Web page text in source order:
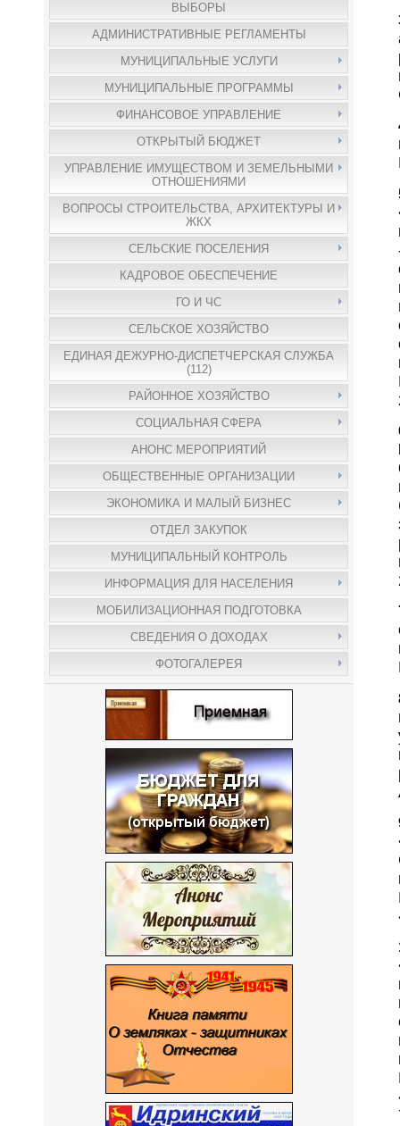
ВЫБОРЫ
АДМИНИСТРАТИВНЫЕ РЕГЛАМЕНТЫ
МУНИЦИПАЛЬНЫЕ УСЛУГИ
МУНИЦИПАЛЬНЫЕ ПРОГРАММЫ
ФИНАНСОВОЕ УПРАВЛЕНИЕ
ОТКРЫТЫЙ БЮДЖЕТ
УПРАВЛЕНИЕ ИМУЩЕСТВОМ И ЗЕМЕЛЬНЫМИ
ОТНОШЕНИЯМИ
ВОПРОСЫ СТРОИТЕЛЬСТВА, АРХИТЕКТУРЫ И
ЖКХ
СЕЛЬСКИЕ ПОСЕЛЕНИЯ
КАДРОВОЕ ОБЕСПЕЧЕНИЕ
ГО И ЧС
СЕЛЬСКОЕ ХОЗЯЙСТВО
ЕДИНАЯ ДЕЖУРНО-ДИСПЕТЧЕРСКАЯ СЛУЖБА
(112)
РАЙОННОЕ ХОЗЯЙСТВО
СОЦИАЛЬНАЯ СФЕРА
АНОНС МЕРОПРИЯТИЙ
ОБЩЕСТВЕННЫЕ ОРГАНИЗАЦИИ
ЭКОНОМИКА И МАЛЫЙ БИЗНЕС
ОТДЕЛ ЗАКУПОК
МУНИЦИПАЛЬНЫЙ КОНТРОЛЬ
ИНФОРМАЦИЯ ДЛЯ НАСЕЛЕНИЯ
МОБИЛИЗАЦИОННАЯ ПОДГОТОВКА
СВЕДЕНИЯ О ДОХОДАХ
ФОТОГАЛЕРЕЯ